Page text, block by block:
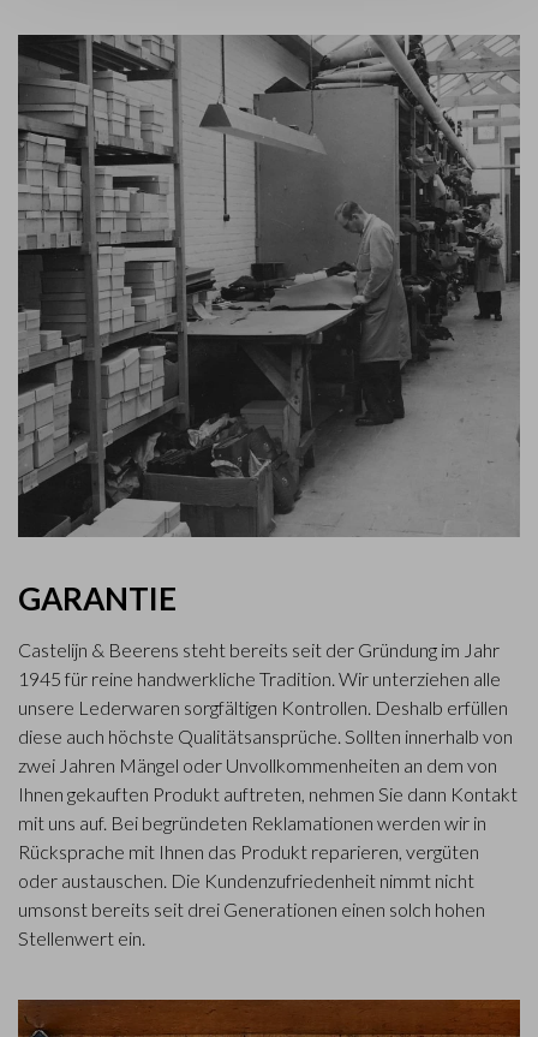
GARANTIE
Castelijn & Beerens steht bereits seit der Gründung im Jahr
1945 für reine handwerkliche Tradition. Wir unterziehen alle
unsere Lederwaren sorgfältigen Kontrollen. Deshalb erfüllen
diese auch höchste Qualitätsansprüche. Sollten innerhalb von
zwei Jahren Mängel oder Unvollkommenheiten an dem von
Ihnen gekauften Produkt auftreten, nehmen Sie dann Kontakt
mit uns auf. Bei begründeten Reklamationen werden wir in
Rücksprache mit Ihnen das Produkt reparieren, vergüten
oder austauschen. Die Kundenzufriedenheit nimmt nicht
umsonst bereits seit drei Generationen einen solch hohen
Stellenwert ein.